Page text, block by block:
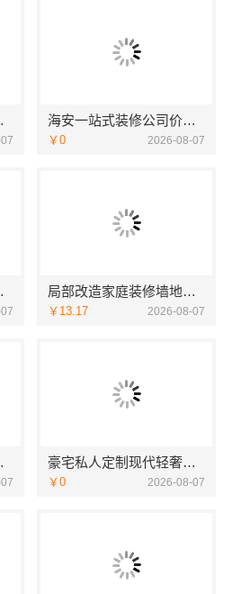
业靠谱 海安一站式装修公司价格，南通宏域全宅装饰建材有限公司源头直供
￥0 2026-08-07
专业交付 局部改造家庭装修墙地翻新，海南万赢饰家新型建筑材料有限公司
￥13.17 2026-08-07
您提供参考 豪宅私人定制现代轻奢流程揭秘 | 江苏东钢金属家居有限公司一站式服务
￥0 2026-08-07